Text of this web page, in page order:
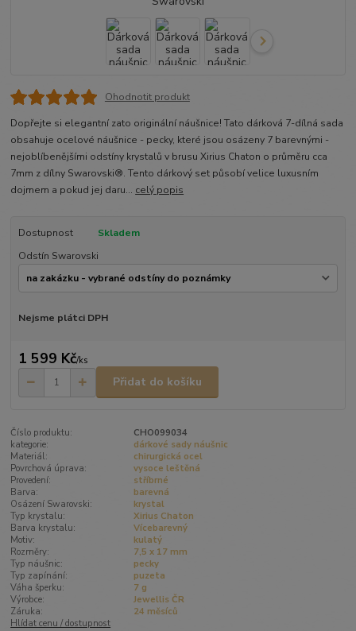
Ohodnotit produkt
Dopřejte si elegantní zato originální náušnice! Tato dárková 7-dílná sada
obsahuje ocelové náušnice - pecky, které jsou osázeny 7 barevnými -
nejoblíbenějšími odstíny krystalů v brusu Xirius Chaton o průměru cca
7mm z dílny Swarovski®. Tento dárkový set působí velice luxusním
dojmem a pokud jej daru... celý popis
Dostupnost
Skladem
Odstín Swarovski
Nejsme plátci DPH
1 599 Kč/ks
Přidat do košíku
Číslo produktu:
CHO099034
kategorie:
dárkové sady náušnic
Materiál:
chirurgická ocel
Povrchová úprava:
vysoce leštěná
Provedení:
stříbrné
Barva:
barevná
Osázení Swarovski:
krystal
Typ krystalu:
Xirius Chaton
Barva krystalu:
Vícebarevný
Motiv:
kulatý
Rozměry:
7,5 x 17 mm
Typ náušnic:
pecky
Typ zapínání:
puzeta
Váha šperku:
7 g
Výrobce:
Jewellis ČR
Záruka:
24 měsíců
Hlídat cenu / dostupnost